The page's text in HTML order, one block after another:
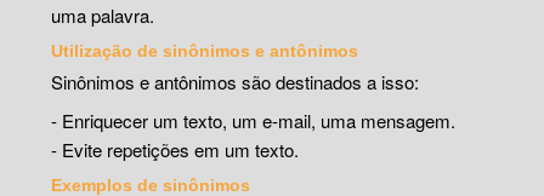
uma palavra.
Utilização de sinônimos e antônimos
Sinônimos e antônimos são destinados a isso:
- Enriquecer um texto, um e-mail, uma mensagem.
- Evite repetições em um texto.
Exemplos de sinônimos